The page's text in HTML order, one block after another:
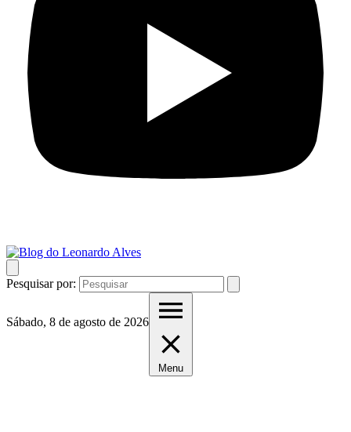
Pesquisar por:
Sábado, 8 de agosto de 2026
Menu